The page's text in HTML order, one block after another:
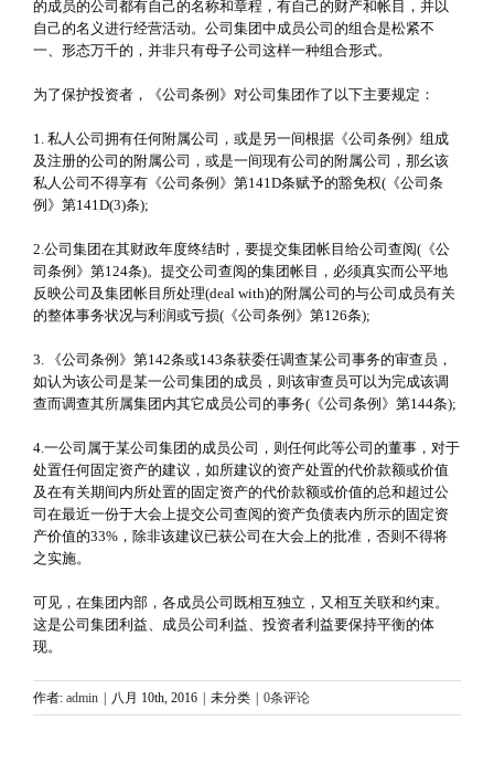
的成员的公司都有自己的名称和章程，有自己的财产和帐目，并以
自己的名义进行经营活动。公司集团中成员公司的组合是松紧不
一、形态万千的，并非只有母子公司这样一种组合形式。
为了保护投资者，《公司条例》对公司集团作了以下主要规定：
1. 私人公司拥有任何附属公司，或是另一间根据《公司条例》组成
及注册的公司的附属公司，或是一间现有公司的附属公司，那幺该
私人公司不得享有《公司条例》第141D条赋予的豁免权(《公司条
例》第141D(3)条);
2.公司集团在其财政年度终结时，要提交集团帐目给公司查阅(《公
司条例》第124条)。提交公司查阅的集团帐目，必须真实而公平地
反映公司及集团帐目所处理(deal with)的附属公司的与公司成员有关
的整体事务状况与利润或亏损(《公司条例》第126条);
3. 《公司条例》第142条或143条获委任调查某公司事务的审查员，
如认为该公司是某一公司集团的成员，则该审查员可以为完成该调
查而调查其所属集团内其它成员公司的事务(《公司条例》第144条);
4.一公司属于某公司集团的成员公司，则任何此等公司的董事，对于
处置任何固定资产的建议，如所建议的资产处置的代价款额或价值
及在有关期间内所处置的固定资产的代价款额或价值的总和超过公
司在最近一份于大会上提交公司查阅的资产负债表内所示的固定资
产价值的33%，除非该建议已获公司在大会上的批准，否则不得将
之实施。
可见，在集团内部，各成员公司既相互独立，又相互关联和约束。
这是公司集团利益、成员公司利益、投资者利益要保持平衡的体
现。
作者: admin 八月 10th, 2016 未分类 0条评论